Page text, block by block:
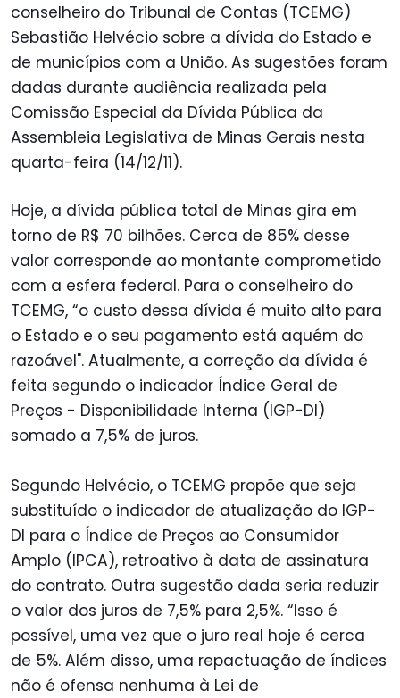
conselheiro do Tribunal de Contas (TCEMG)
Sebastião Helvécio sobre a dívida do Estado e
de municípios com a União. As sugestões foram
dadas durante audiência realizada pela
Comissão Especial da Dívida Pública da
Assembleia Legislativa de Minas Gerais nesta
quarta-feira (14/12/11).
Hoje, a dívida pública total de Minas gira em
torno de R$ 70 bilhões. Cerca de 85% desse
valor corresponde ao montante comprometido
com a esfera federal. Para o conselheiro do
TCEMG, “o custo dessa dívida é muito alto para
o Estado e o seu pagamento está aquém do
razoável". Atualmente, a correção da dívida é
feita segundo o indicador Índice Geral de
Preços - Disponibilidade Interna (IGP-DI)
somado a 7,5% de juros.
Segundo Helvécio, o TCEMG propõe que seja
substituído o indicador de atualização do IGP-
DI para o Índice de Preços ao Consumidor
Amplo (IPCA), retroativo à data de assinatura
do contrato. Outra sugestão dada seria reduzir
o valor dos juros de 7,5% para 2,5%. “Isso é
possível, uma vez que o juro real hoje é cerca
de 5%. Além disso, uma repactuação de índices
não é ofensa nenhuma à Lei de